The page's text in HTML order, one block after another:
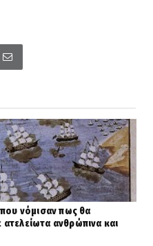
νόμισαν πως θα
ανθρώπινα και